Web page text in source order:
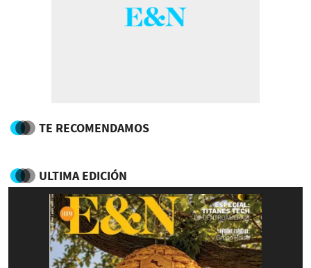
TE RECOMENDAMOS
ULTIMA EDICIÓN